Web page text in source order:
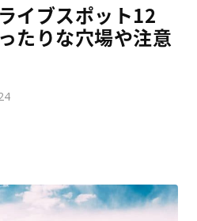
イブスポット12
たりな穴場や注意